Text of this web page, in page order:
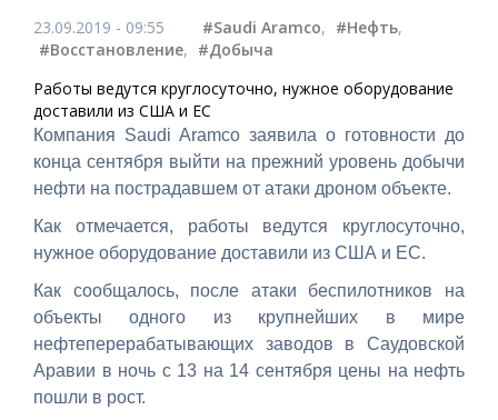
23.09.2019 - 09:55 #Saudi Aramco, #Нефть,
#Восстановление, #Добыча
Работы ведутся круглосуточно, нужное оборудование
доставили из США и ЕС
Компания Saudi Aramco заявила о готовности до
конца сентября выйти на прежний уровень добычи
нефти на пострадавшем от атаки дроном объекте.
Как отмечается, работы ведутся круглосуточно,
нужное оборудование доставили из США и ЕС.
Как сообщалось, после атаки беспилотников на
объекты одного из крупнейших в мире
нефтеперерабатывающих заводов в Саудовской
Аравии в ночь с 13 на 14 сентября цены на нефть
пошли в рост.